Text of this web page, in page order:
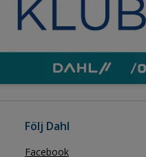
Följ Dahl
Facebook